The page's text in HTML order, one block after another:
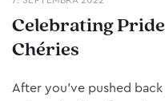
Celebrating
Chéries
After you’ve pushed